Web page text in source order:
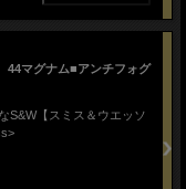
44マグナム■アンチフォグ
S&W【スミス＆ウエッソ